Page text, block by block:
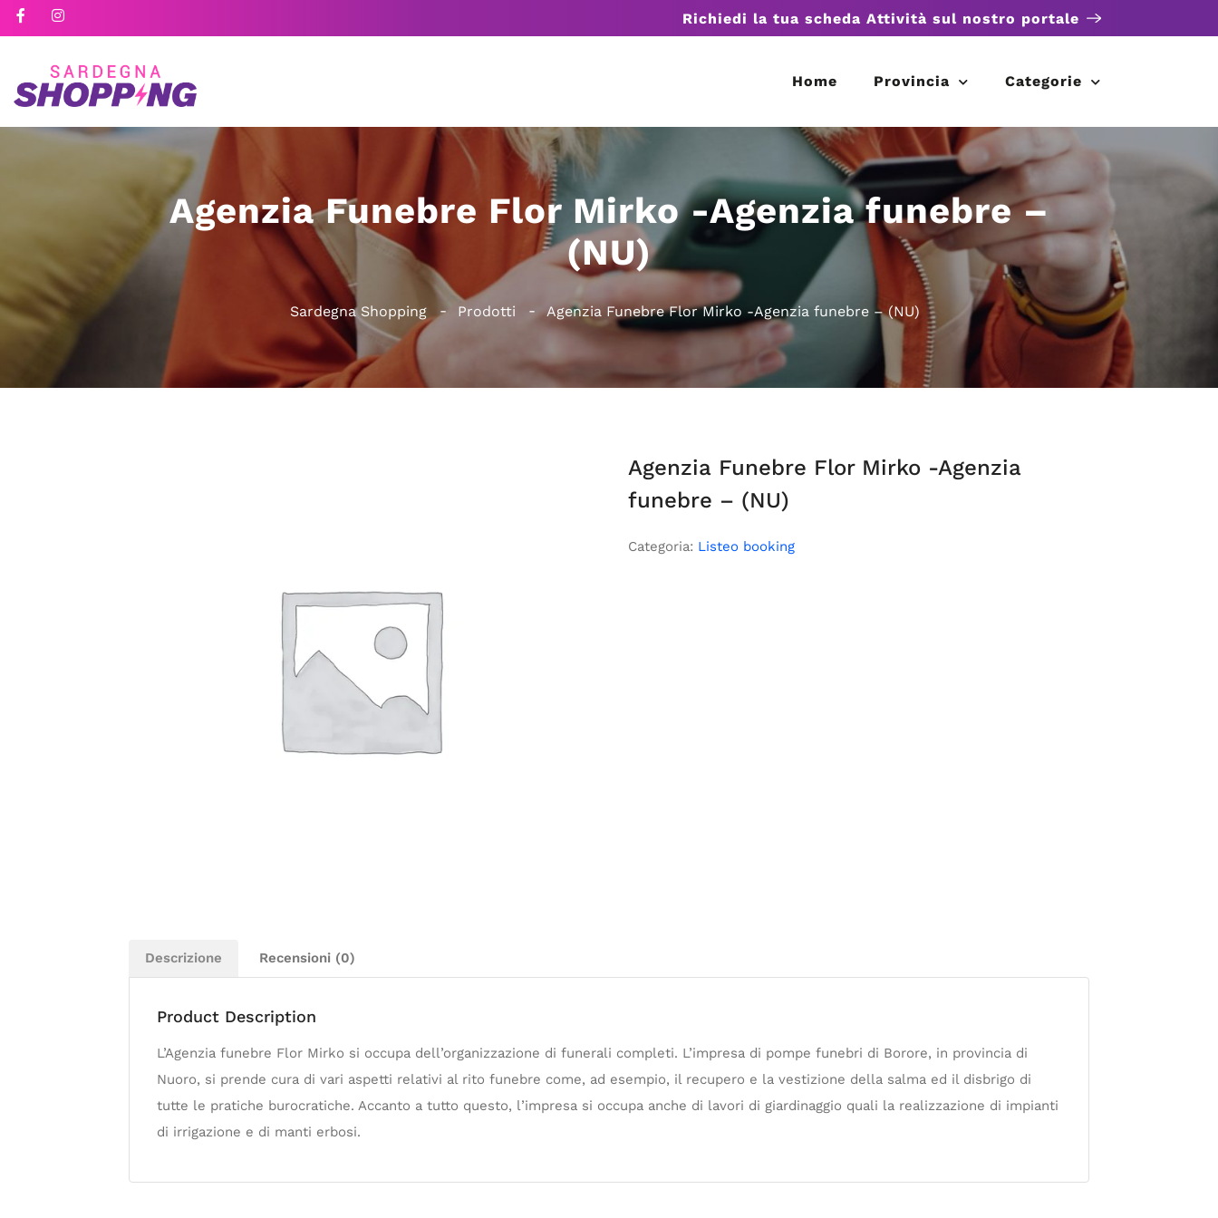
Richiedi la tua scheda Attività sul nostro portale
Home Provincia Categorie
Agenzia Funebre Flor Mirko -Agenzia funebre –
(NU)
Sardegna Shopping Prodotti Agenzia Funebre Flor Mirko -Agenzia funebre – (NU)
Agenzia Funebre Flor Mirko -Agenzia
funebre – (NU)
Categoria: Listeo booking
Descrizione Recensioni (0)
Product Description
L’Agenzia funebre Flor Mirko si occupa dell’organizzazione di funerali completi. L’impresa di pompe funebri di Borore, in provincia di
Nuoro, si prende cura di vari aspetti relativi al rito funebre come, ad esempio, il recupero e la vestizione della salma ed il disbrigo di
tutte le pratiche burocratiche. Accanto a tutto questo, l’impresa si occupa anche di lavori di giardinaggio quali la realizzazione di impianti
di irrigazione e di manti erbosi.